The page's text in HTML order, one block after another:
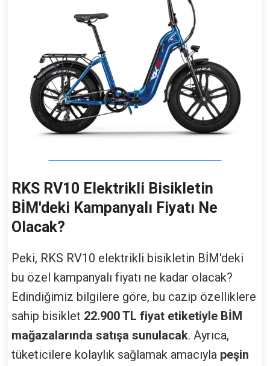
RKS RV10 Elektrikli Bisikletin
BİM'deki Kampanyalı Fiyatı Ne
Olacak?
Peki, RKS RV10 elektrikli bisikletin BİM'deki
bu özel kampanyalı fiyatı ne kadar olacak?
Edindiğimiz bilgilere göre, bu cazip özelliklere
sahip bisiklet 22.900 TL fiyat etiketiyle BİM
mağazalarında satışa sunulacak. Ayrıca,
tüketicilere kolaylık sağlamak amacıyla peşin